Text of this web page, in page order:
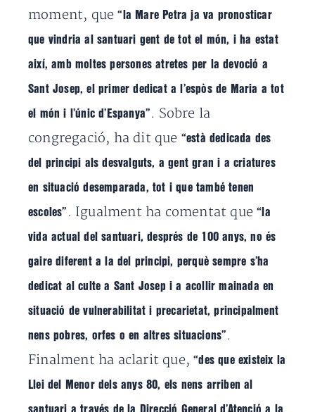
moment, que“la Mare Petra ja va pronosticar
que vindria al santuari gent de tot el món, i ha estat
així, amb moltes persones atretes per la devoció a
Sant Josep, el primer dedicat a l’espòs de Maria a tot
el món i l’únic d’Espanya” . Sobre la
congregació, ha dit que “està dedicada des
del principi als desvalguts, a gent gran i a criatures
en situació desemparada, tot i que també tenen
escoles” . Igualment ha comentat que “la
vida actual del santuari, després de 100 anys, no és
gaire diferent a la del principi, perquè sempre s’ha
dedicat al culte a Sant Josep i a acollir mainada en
situació de vulnerabilitat i precarietat, principalment
nens pobres, orfes o en altres situacions” .
Finalment ha aclarit que,“des que existeix la
Llei del Menor dels anys 80, els nens arriben al
santuari a través de la Direcció General d’Atenció a la